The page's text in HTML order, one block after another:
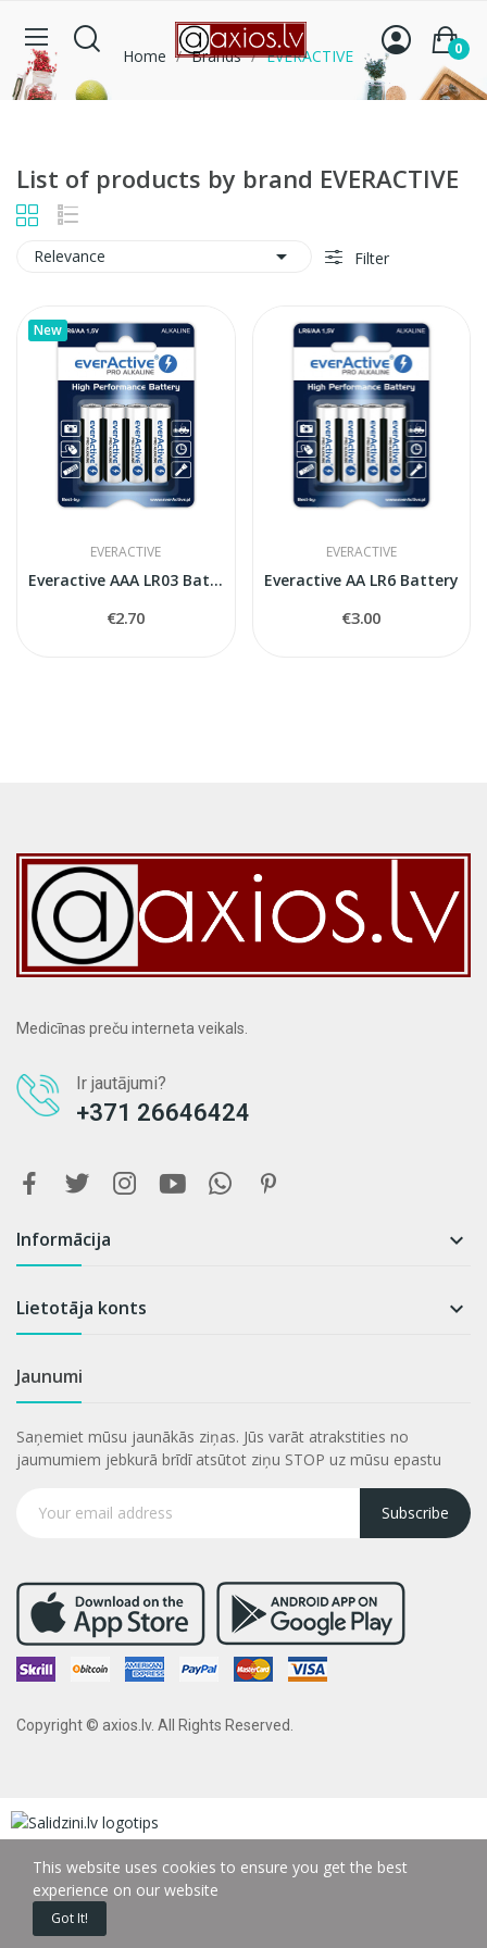
0
Home Brands EVERACTIVE
List of products by brand EVERACTIVE
Relevance  Filter
New
EVERACTIVE
Everactive AAA LR03 Battery
€2.70
EVERACTIVE
Everactive AA LR6 Battery
€3.00
Medicīnas preču interneta veikals.
Ir jautājumi?
+371 26646424
Informācija 
Lietotāja konts 
Jaunumi
Saņemiet mūsu jaunākās ziņas. Jūs varāt atrakstities no
jaumumiem jebkurā brīdī atsūtot ziņu STOP uz mūsu epastu
Subscribe
Copyright © axios.lv. All Rights Reserved.
This website uses cookies to ensure you get the best
experience on our website
Got It!